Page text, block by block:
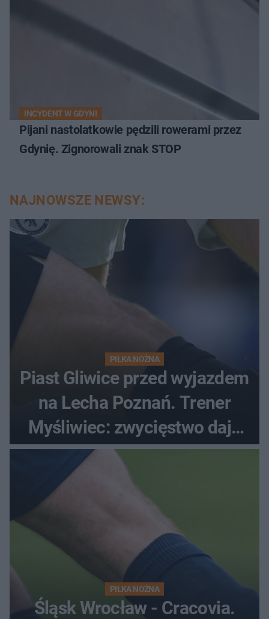
INCYDENT W GDYNI
Pijani nastolatkowie pędzili rowerami przez
Gdynię. Zignorowali znak STOP
NAJNOWSZE NEWSY:
PIŁKA NOŻNA
Piast Gliwice przed wyjazdem
na Lecha Poznań. Trener
Myśliwiec: zwycięstwo daje
satysfakcję
PIŁKA NOŻNA
Śląsk Wrocław - Cracovia.